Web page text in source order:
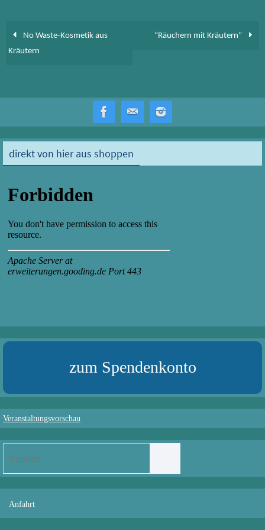
n
No Waste-Kosmetik aus
Kräutern
“Räuchern mit Kräutern“
direkt von hier aus shoppen
zum Spendenkonto
Veranstaltungsvorschau
Anfahrt